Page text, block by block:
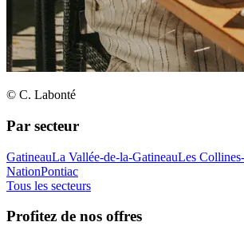
© C. Labonté
Par secteur
GatineauLa Vallée-de-la-GatineauLes
NationPontiac
Tous les secteurs
Profitez de nos offres